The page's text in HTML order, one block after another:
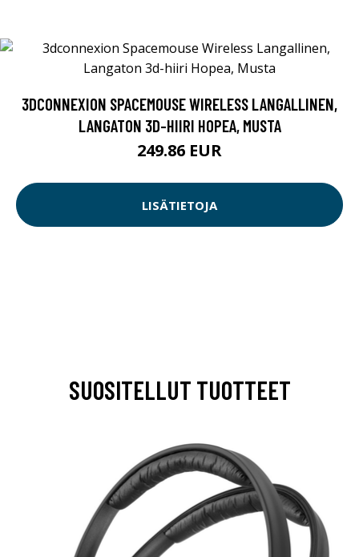
3DCONNEXION SPACEMOUSE WIRELESS LANGALLINEN,
LANGATON 3D-HIIRI HOPEA, MUSTA
249.86 EUR
LISÄTIETOJA
SUOSITELLUT TUOTTEET